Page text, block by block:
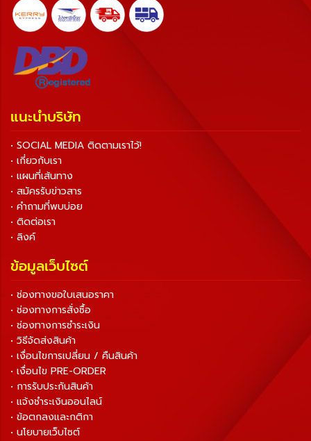
แนะนำบริษัท
• SOCIAL MEDIA ติดตามเราไว้!
• เกี่ยวกับเรา
• แผนที่เส้นทาง
• สมัครรับข่าวสาร
• คำถามที่พบบ่อย
• ติดต่อเรา
• ลิงค์
ข้อมูลเว็บไซต์
• ช่องทางขอใบเสนอราคา
• ช่องทางการสั่งซื้อ
• ช่องทางการชำระเงิน
• วิธีจัดส่งสินค้า
• เงื่อนไขการเปลี่ยน / คืนสินค้า
• เงื่อนไข PRE-ORDER
• การรับประกันสินค้า
• แจ้งชำระเงินออนไลน์
• ข้อตกลงและกติกา
• นโยบายเว็บไซต์